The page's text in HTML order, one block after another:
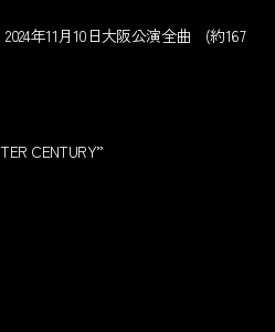
年11月10日大阪公演全曲 (約167
CENTURY”